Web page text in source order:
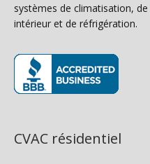
systèmes de climatisation,
intérieur et de réfrigération.
CVAC résidentiel